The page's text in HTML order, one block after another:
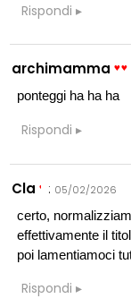
Rispondi
archimamma
ponteggi ha ha ha
Rispondi
Cla : 05/02/2026
certo,
effettivamente il
poi lamentiamoci
Rispondi